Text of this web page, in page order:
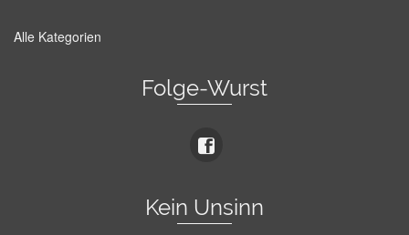
Alle Kategorien
Folge-Wurst
Kein Unsinn